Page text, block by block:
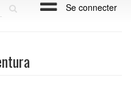
Se connecter